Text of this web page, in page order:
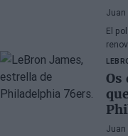
Juan
El
Os
Juan